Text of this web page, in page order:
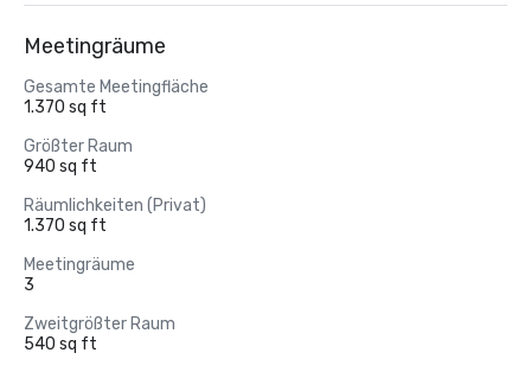
Meetingräume
Gesamte Meetingfläche
1.370 sq ft
Größter Raum
940 sq ft
Räumlichkeiten (Privat)
1.370 sq ft
Meetingräume
3
Zweitgrößter Raum
540 sq ft